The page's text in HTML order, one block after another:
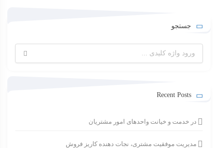
جستجو
برای:
Recent Posts
در خدمت و خیانت واحدهای امور مشتریان
مدیریت موفقیت مشتری، نجات دهنده کاریز فروش